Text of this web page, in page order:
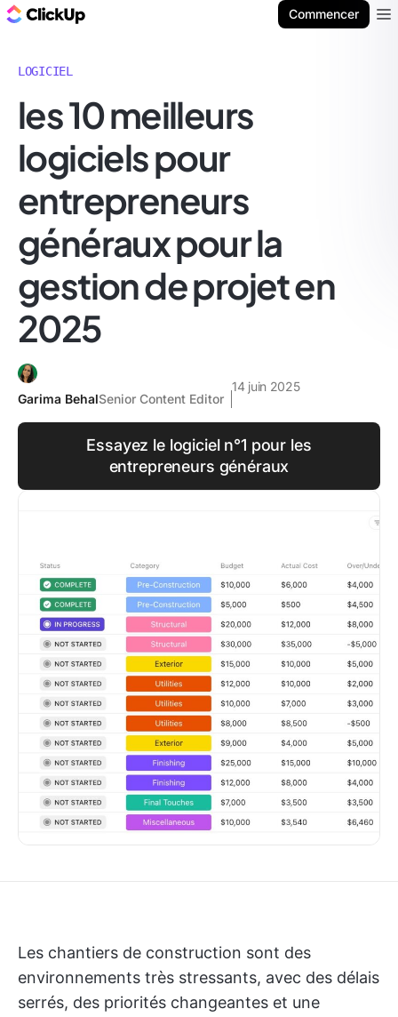
Commencer
LOGICIEL
les 10 meilleurs
logiciels pour
entrepreneurs
généraux pour la
gestion de projet en
2025
Garima BehalSenior Content Editor
14 juin 2025
Essayez le logiciel n°1 pour les
entrepreneurs généraux
Les chantiers de construction sont des
environnements très stressants, avec des délais
serrés, des priorités changeantes et une